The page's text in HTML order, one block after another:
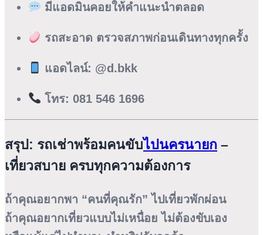
มีแอดมินคอยให้คำแนะนำตลอด
รถสะอาด ตรวจสภาพก่อนเดินทางทุกครั้ง
แอดไลน์: @d.bkk
โทร: 081 546 1696
สรุป: รถเช่าพร้อมคนขับไปนครนายก –
เที่ยวสบาย ครบทุกความต้องการ
ถ้าคุณอยากพา “คนที่คุณรัก” ไปเที่ยวพักผ่อน
ถ้าคุณอยากเที่ยวแบบไม่เหนื่อย ไม่ต้องขับเอง